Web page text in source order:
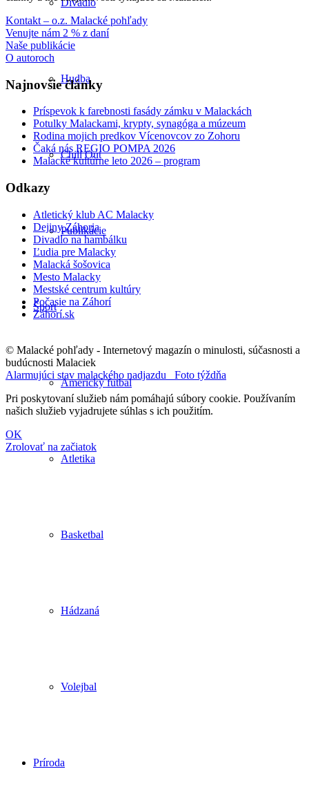
Divadlo
Hudba
Chill Out
Publikácie
Šport
Americký futbal
Atletika
Basketbal
Hádzaná
Volejbal
Príroda
Kontakt – o.z. Malacké pohľady
Venujte nám 2 % z daní
Naše publikácie
O autoroch
Najnovšie články
Príspevok k farebnosti fasády zámku v Malackách
Potulky Malackami, krypty, synagóga a múzeum
Rodina mojich predkov Vícenovcov zo Zohoru
Čaká nás REGIO POMPA 2026
Malacké kultúrne leto 2026 – program
Odkazy
Atletický klub AC Malacky
Dejiny Záhoria
Divadlo na hambálku
Ľudia pre Malacky
Malacká šošovica
Mesto Malacky
Mestské centrum kultúry
Počasie na Záhorí
Záhorí.sk
© Malacké pohľady - Internetový magazín o minulosti, súčasnosti a
budúcnosti Malaciek
Alarmujúci stav malackého nadjazdu
Foto týždňa
Pri poskytovaní služieb nám pomáhajú súbory cookie. Používaním
našich služieb vyjadrujete súhlas s ich použitím.
OK
Zrolovať na začiatok